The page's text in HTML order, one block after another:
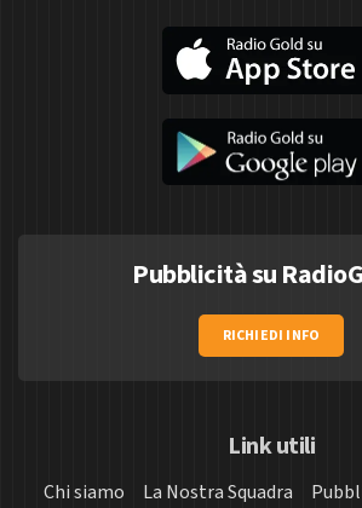
Pubblicità su
RICHIEDI INFO
Link utili
Chi siamo La Nostra Squadra